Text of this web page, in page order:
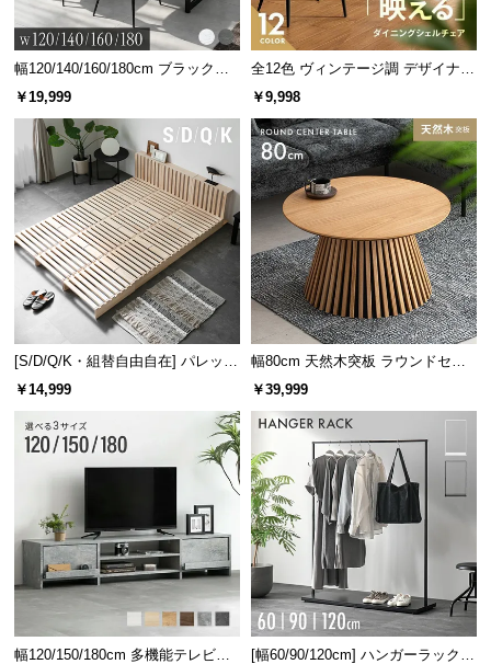
幅120/140/160/180cm ブラックフ
レーム ダイニング 大理石調 4人掛
￥19,999
全12色 ヴィンテージ調 デザイナー
ズシェルチェア
￥9,998
[S/D/Q/K・組替自由自在] パレット
ベッド 8/12/16枚セット
￥14,999
幅80cm 天然木突板 ラウンドセン
ターテーブル 美しい格子デザイン
￥39,999
幅120/150/180cm 多機能テレビボ
[幅60/90/120cm] ハンガーラック